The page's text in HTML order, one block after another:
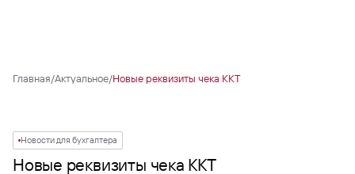
Главная/Актуальное/Новые реквизиты чека ККТ
Новости для бухгалтера
Новые реквизиты чека ККТ